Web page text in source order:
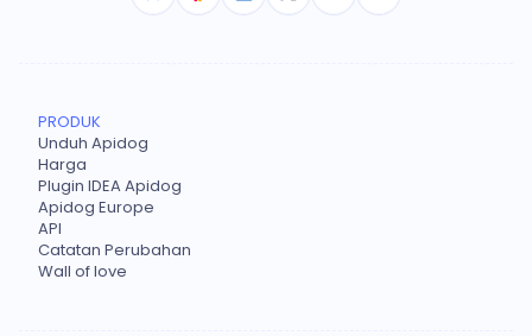
PRODUK
Unduh Apidog
Harga
Plugin IDEA Apidog
Apidog Europe
API
Catatan Perubahan
Wall of love